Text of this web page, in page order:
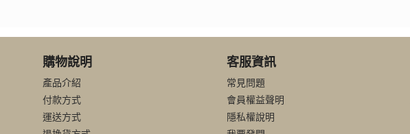
購物說明
產品介紹
付款方式
運送方式
客服資訊
常見問題
會員權益聲明
隱私權說明